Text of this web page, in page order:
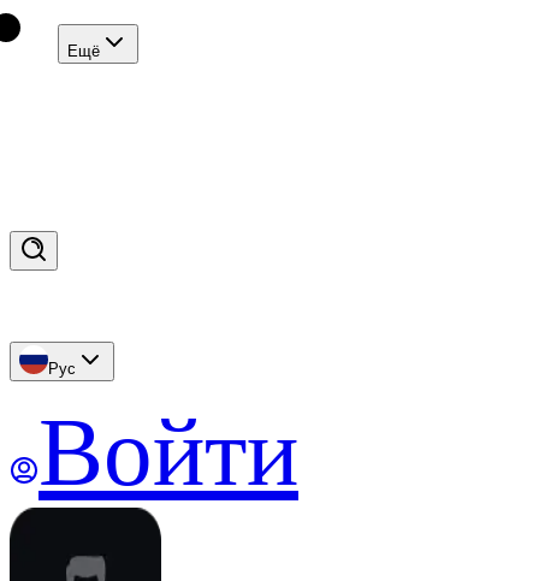
Eщё
Рус
Войти